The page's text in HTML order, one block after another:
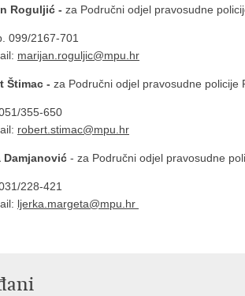
Roguljić - za Područni odjel pravosudne
099/2167-701
marijan.roguljic@mpu.hr
Štimac - za Područni odjel pravosudne policije
355-650
robert.stimac@mpu.hr
Damjanović - za Područni odjel pravosudne
228-421
ljerka.margeta@mpu.hr